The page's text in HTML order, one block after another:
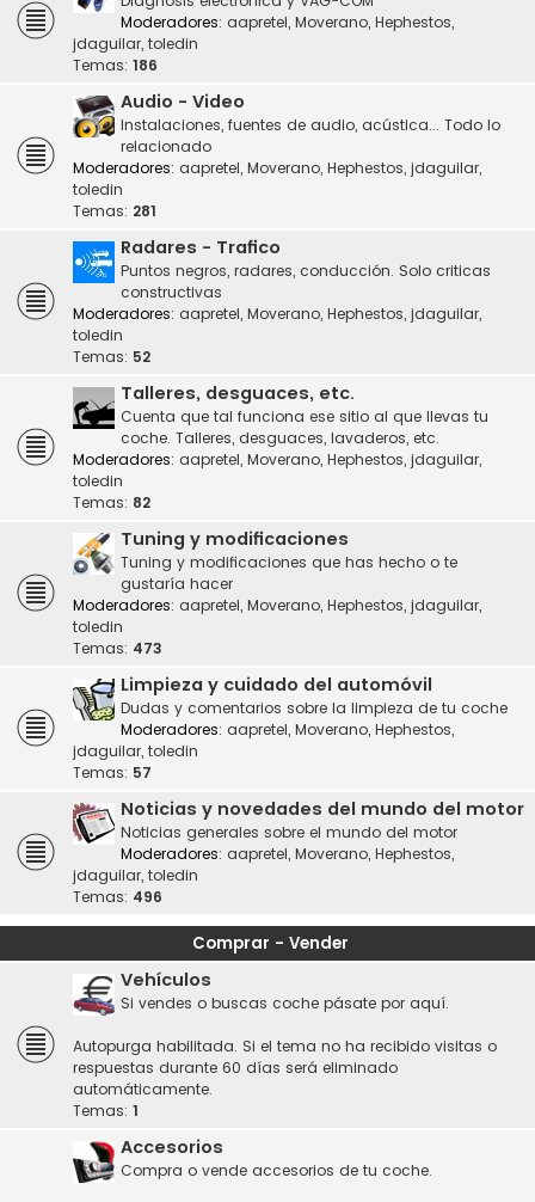
Moderadores: aapretel, Moverano, Hephestos,
jdaguilar, toledin
Temas: 186
Audio - Video
Instalaciones, fuentes de audio, acústica... Todo lo
relacionado
Moderadores: aapretel, Moverano, Hephestos, jdaguilar,
toledin
Temas: 281
Radares - Trafico
Puntos negros, radares, conducción. Solo criticas
constructivas
Moderadores: aapretel, Moverano, Hephestos, jdaguilar,
toledin
Temas: 52
Talleres, desguaces, etc.
Cuenta que tal funciona ese sitio al que llevas tu
coche. Talleres, desguaces, lavaderos, etc.
Moderadores: aapretel, Moverano, Hephestos, jdaguilar,
toledin
Temas: 82
Tuning y modificaciones
Tuning y modificaciones que has hecho o te
gustaría hacer
Moderadores: aapretel, Moverano, Hephestos, jdaguilar,
toledin
Temas: 473
Limpieza y cuidado del automóvil
Dudas y comentarios sobre la limpieza de tu coche
Moderadores: aapretel, Moverano, Hephestos,
jdaguilar, toledin
Temas: 57
Noticias y novedades del mundo del motor
Noticias generales sobre el mundo del motor
Moderadores: aapretel, Moverano, Hephestos,
jdaguilar, toledin
Temas: 496
Comprar - Vender
Vehículos
Si vendes o buscas coche pásate por aquí.
Autopurga habilitada. Si el tema no ha recibido visitas o
respuestas durante 60 días será eliminado
automáticamente.
Temas: 1
Accesorios
Compra o vende accesorios de tu coche.